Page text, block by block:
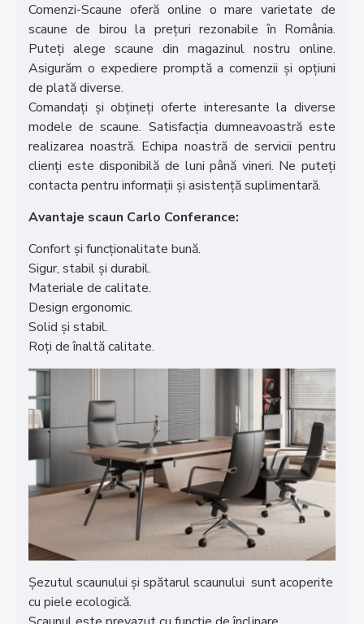
Comenzi-Scaune oferă online o mare varietate de
scaune de birou la prețuri rezonabile în România.
Puteți alege scaune din magazinul nostru online.
Asigurăm o expediere promptă a comenzii și opțiuni
de plată diverse.
Comandați și obțineți oferte interesante la diverse
modele de scaune. Satisfacția dumneavoastră este
realizarea noastră. Echipa noastră de servicii pentru
clienți este disponibilă de luni până vineri. Ne puteți
contacta pentru informații și asistență suplimentară.
Avantaje scaun Carlo Conferance:
Confort și funcționalitate bună.
Sigur, stabil și durabil.
Materiale de calitate.
Design ergonomic.
Solid și stabil.
Roți de înaltă calitate.
Șezutul scaunului și spătarul scaunului sunt acoperite
cu piele ecologică.